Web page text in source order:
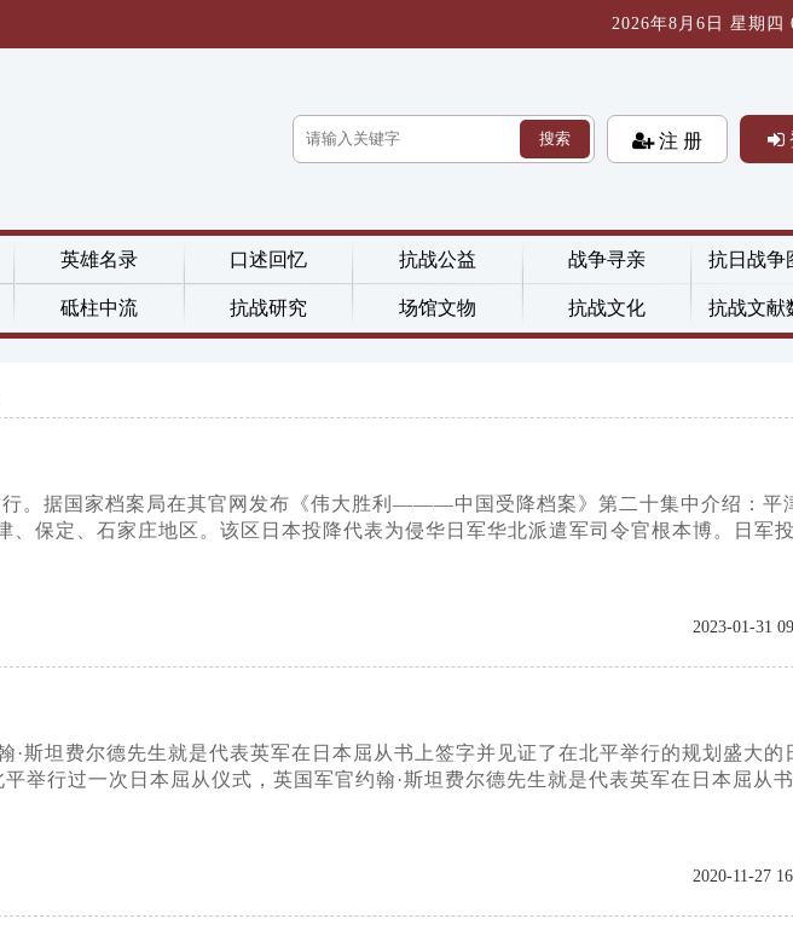
2026年8月6日 星期四
搜索 注 册
英雄名录 口述回忆 抗战公益 战争寻亲 抗日战争
砥柱中流 抗战研究 场馆文物 抗战文化 抗战文献
。据国家档案局在其官网发布《伟大胜利———中国受降档案》第二十集中介绍：平
保定、石家庄地区。该区日本投降代表为侵华日军华北派遣军司令官根本博。日军
2023-01-31
·斯坦费尔德先生就是代表英军在日本屈从书上签字并见证了在北平举行的规划盛大的
举行过一次日本屈从仪式，英国军官约翰·斯坦费尔德先生就是代表英军在日本屈从
2020-11-27